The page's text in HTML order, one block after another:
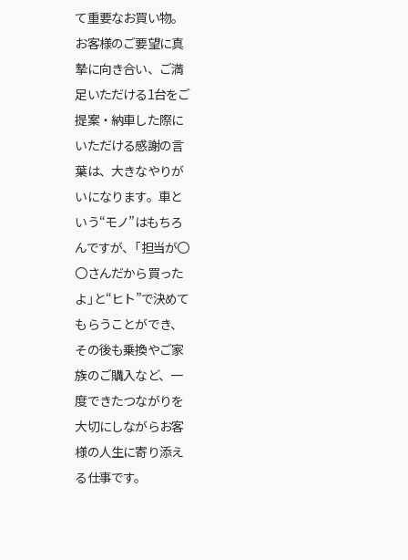
て重要なお買い物。
お客様のご要望に真
摯に向き合い、ご満
足いただける1台をご
提案・納車した際に
いただける感謝の言
葉は、大きなやりが
いになります。車と
いう“モノ”はもちろ
んですが、「担当が〇
〇さんだから買った
よ」と“ヒト”で決めて
もらうことができ、
その後も乗換やご家
族のご購入など、一
度できたつながりを
大切にしながらお客
様の人生に寄り添え
る仕事です。